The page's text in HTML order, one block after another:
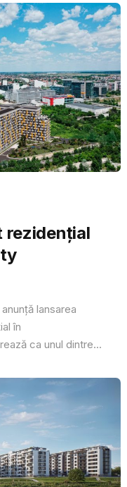
rezidențial
lansarea
în
ca unul dintre...